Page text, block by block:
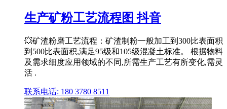
生产矿粉工艺流程图 抖音
💥矿渣粉磨工艺流程：矿渣制粉一般加工到300比表面积
到500比表面积,满足95级和105级混凝土标准。 根据物料
及需求细度应用领域的不同,所需生产工艺有所变化,需灵
活 .
联系电话: 180 3780 8511